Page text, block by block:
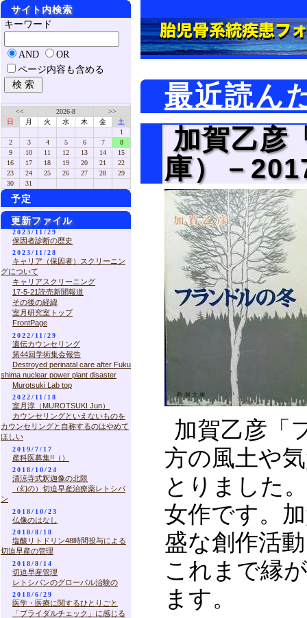
最近読ん
加賀乙彦
庫）－
加賀乙彦「
方の風土や
とりました
女作です。
盛な創作活
これまで縁
ます。
サイト内検索
キーワード
AND
OR
ページ内容も含める
<< 2026-8
>>
日
月 火 水 木 金
土
1
2
3 4 5 6 7
8
9
10 11 12 13 14
15
16
17 18 19 20 21
22
23
24 25 26 27 28
29
30
31
予定
更新ファイル
2023/11/29
保因者診断の歴史
2023/11/28
キャリア（保因者）スクリーニン
グについて
キャリアスクリーニング
17-5-21読売新聞報道
その後の経緯
室月研究室トップ
FrontPage
2022/11/29
遺伝カウンセリング
第44回学術集会報告
Destroyed perinatal care after Fuku
shima nuclear power plant disaster
Murotsuki Lab top
2022/11/18
室月淳（MUROTSUKI Jun）
カウンセリングといえないものを
カウンセリングと自称するのはやめて
ほしい
2019/7/17
産科医募集!!（）
2018/10/24
清涼寺式釈迦像の北限
（幻の）切迫早産治療薬レトシバ
ン
2018/10/23
仏像のはなし
2018/8/18
塩酸リトドリン48時間投与による
切迫早産の管理
2018/8/14
切迫早産管理
レトシバンのグローバル治験の
2018/6/29
医学・医療に関するひとりごと
「ブライダルチェック」に感じる